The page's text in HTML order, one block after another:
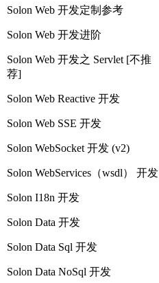
Solon Web 开发定制参考
Solon Web 开发进阶
Solon Web 开发之 Servlet [不推
荐]
Solon Web Reactive 开发
Solon Web SSE 开发
Solon WebSocket 开发 (v2)
Solon WebServices（wsdl） 开发
Solon I18n 开发
Solon Data 开发
Solon Data Sql 开发
Solon Data NoSql 开发